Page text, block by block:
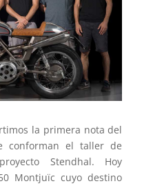
la primera nota del
conforman el taller de
Stendhal. Hoy
Montjuïc cuyo destino